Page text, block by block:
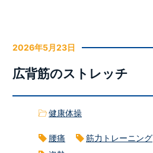
2026年5月23日
広背筋のストレッチ
健康体操
腰痛 筋力トレーニング